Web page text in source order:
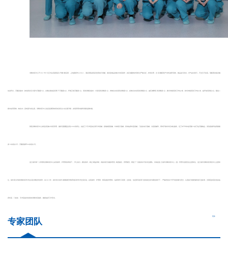
消毒供应中心于2017年7月正式在高新院区4号楼3楼启用 ，占地面积约3200㎡， 满足我院多院区复用诊疗器械、器具及物品的集中供应需求，各区域建筑布局经过 严格论证，布局合理，全区域配置空气净化循环系统， 物品由污到洁，空气由洁到污，不交叉不逆流。现配置设备设施
先进齐全 灭菌设备有：脉动真空 压力蒸汽 灭菌器7台，过氧化氢低温等离子灭菌器4台，环氧乙烷灭菌器1台。清洗消毒设备有：大型清洗消毒器1台，单舱全自动清洗消毒器3台，多舱全自动清洗消毒器2台，减压沸腾清洗消毒器1台， 硬式 内镜清洗工作站2套， 软式 内镜清洗工作站1套， 超声波清洗机4台 。配备二
级水处理系统（纯化水）及纯蒸汽发生器。消毒供应中心信息追溯系统经前后经过2次全面升级，实现管理功能和质量追溯功能。
我院消毒供应中心实现全院集中供应管理，服务范围覆盖全院2900张床位，包括三个手术室的全部手术器械、腔镜精密器械、外来医疗器械，所有临床科室器械、门急诊诊疗器械、口腔器械等，同时开展对外区域化服务。近三年平均年处理量70多万包灭菌物品，清洗器循环使用量最
多70余批次/日，灭菌器循环60余批次/日。
连云港市第一人民医院 消毒供应中心在院领导、护理部的带领下，齐心协力，团结协作，树立“精益求精、高效供应 ”的服务理念, 制度健全，管理规范 ，塑造了一支较高水平的专业团队。目前是连云港市消毒供应中心（室）管理专业委员会主委单位、连云港市消毒供应质控中心主委单
位，每年承办市级消毒供应学术会议及消毒员培训班，自2019年，每年承办省市级继续医学教育项目和学术交流活动。 在院领导、护理部、 医院感染管理科、临床医学工程部、总务处、信息 部 等多 部门的有效支持与团结协作下，严格把控各个环节的质量与安全，认真执行国家颁布的行业标准，为我院多院区的各临
床科室 门急诊、 手术室提供优质的 消毒供应服务 ，确保临床工作安全。
专家团队
更多